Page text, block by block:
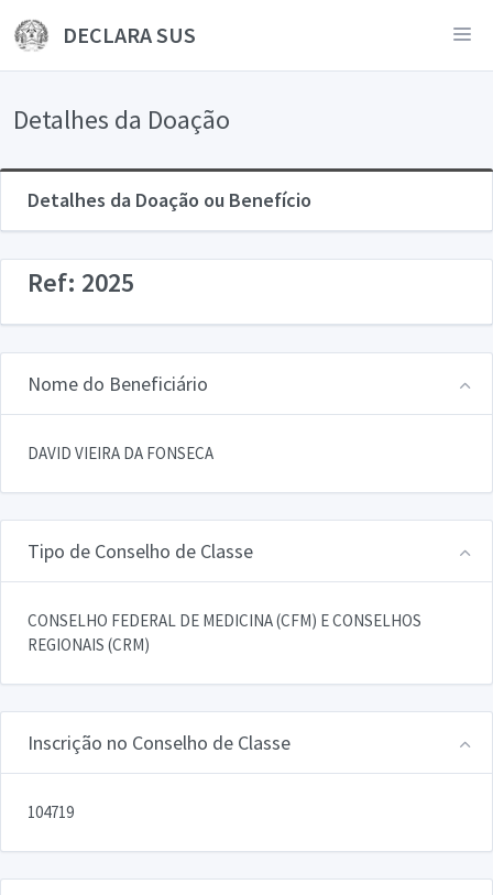
DECLARA SUS
Detalhes da Doação
Detalhes da Doação ou Benefício
Ref: 2025
Nome do Beneficiário
DAVID VIEIRA DA FONSECA
Tipo de Conselho de Classe
CONSELHO FEDERAL DE MEDICINA (CFM) E CONSELHOS
REGIONAIS (CRM)
Inscrição no Conselho de Classe
104719